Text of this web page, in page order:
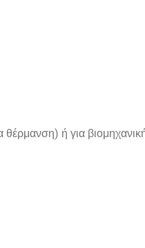
ή για